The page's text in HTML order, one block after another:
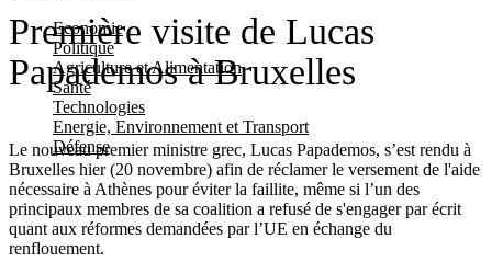
Economie
Politique
Agriculture et Alimentation
Santé
Technologies
Energie, Environnement et Transport
Défense
Première visite de Lucas
Papademos à Bruxelles
Le nouveau premier ministre grec, Lucas Papademos, s’est rendu à
Bruxelles hier (20 novembre) afin de réclamer le versement de l'aide
nécessaire à Athènes pour éviter la faillite, même si l’un des
principaux membres de sa coalition a refusé de s'engager par écrit
quant aux réformes demandées par l’UE en échange du
renflouement.